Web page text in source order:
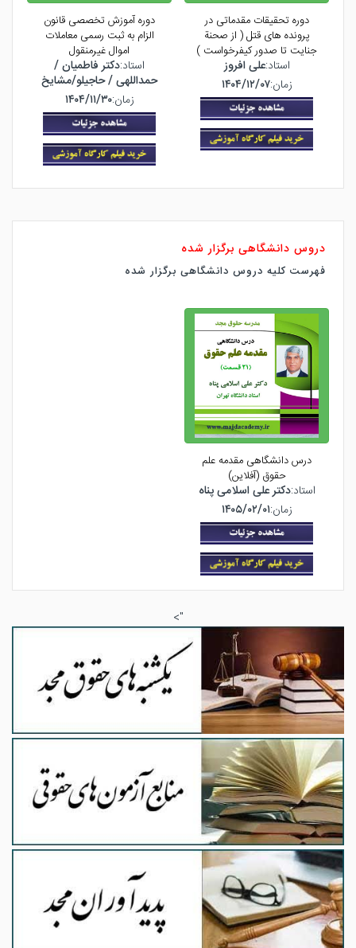
دوره تحقیقات مقدماتی در
پرونده های قتل ( از صحنة
جنایت تا صدور کیفرخواست )
استاد:علی افروز
زمان:۱۴۰۴/۱۲/۰۷
دوره آموزش تخصصی قانون
الزام به ثبت رسمی معاملات
اموال غیرمنقول
استاد:دکتر فاطمیان /
حمداللهی / حاجیلو/مشایخ
زمان:۱۴۰۴/۱۱/۳۰
دروس دانشگاهی برگزار شده
فهرست کلیه دروس دانشگاهی برگزار شده
درس دانشگاهی مقدمه علم
حقوق (آفلاین)
استاد:دکتر علی اسلامی پناه
زمان:۱۴۰۵/۰۲/۰۱
">